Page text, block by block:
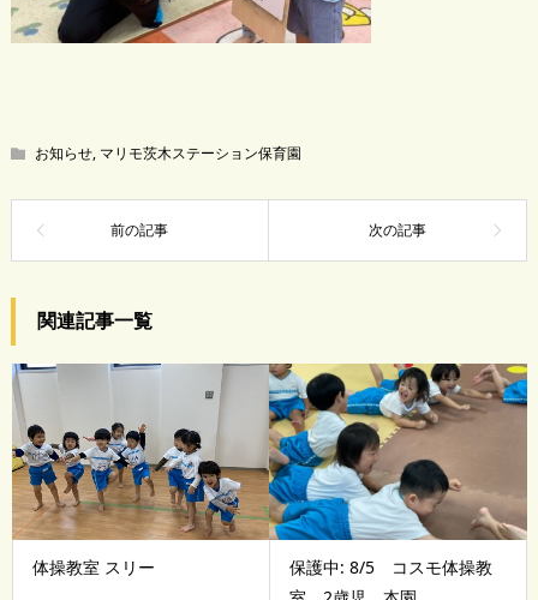
お知らせ, マリモ茨木ステーション保育園
関連記事一覧
体操教室 スリー
保護中: 8/5 コスモ体操教